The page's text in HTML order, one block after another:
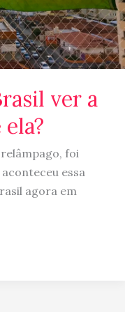
ver a
foi
essa
agora em